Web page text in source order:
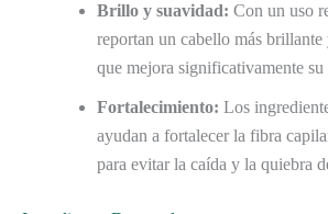
Brillo y suavidad: Con un uso
reportan un cabello más
que mejora significativamente su
Fortalecimiento: Los
ayudan a fortalecer la fibra
para evitar la caída y la quiebra